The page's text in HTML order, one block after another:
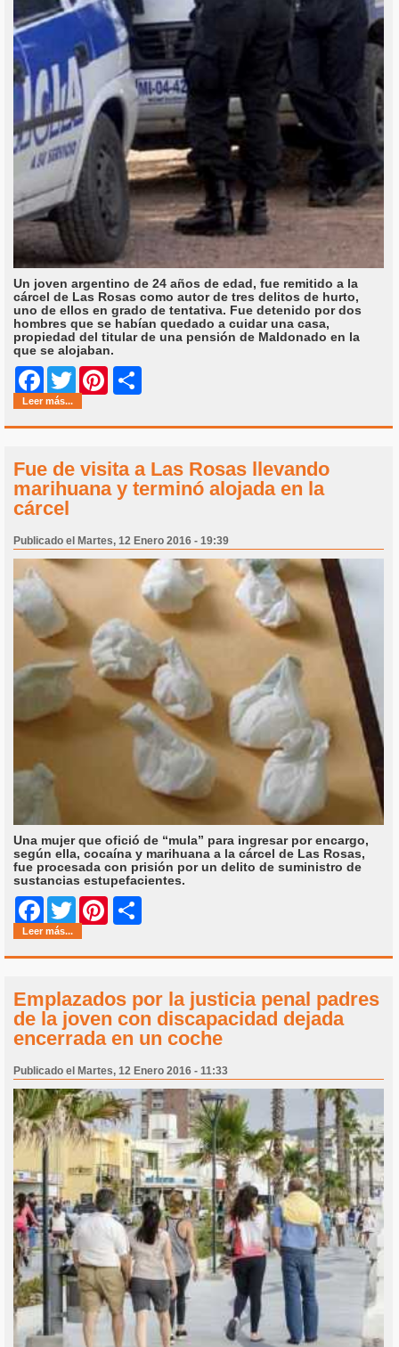
Un joven argentino de 24 años de edad, fue remitido a la
cárcel de Las Rosas como autor de tres delitos de hurto,
uno de ellos en grado de tentativa. Fue detenido por dos
hombres que se habían quedado a cuidar una casa,
propiedad del titular de una pensión de Maldonado en la
que se alojaban.
Facebook
Twitter Pinterest
Leer más...
Fue de visita a Las Rosas llevando
marihuana y terminó alojada en la
cárcel
Publicado el Martes, 12 Enero 2016 - 19:39
Una mujer que ofició de “mula” para ingresar por encargo,
según ella, cocaína y marihuana a la cárcel de Las Rosas,
fue procesada con prisión por un delito de suministro de
sustancias estupefacientes.
Facebook
Twitter Pinterest
Leer más...
Emplazados por la justicia penal padres
de la joven con discapacidad dejada
encerrada en un coche
Publicado el Martes, 12 Enero 2016 - 11:33